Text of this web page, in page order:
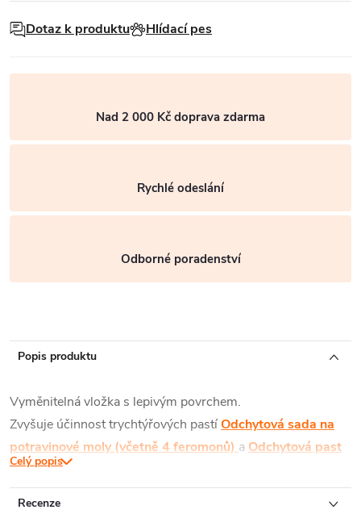
Dotaz k produktu Hlídací pes
Nad 2 000 Kč doprava zdarma
Rychlé odeslání
Odborné poradenství
Popis produktu
Vyměnitelná vložka s lepivým povrchem.
Zvyšuje účinnost trychtýřových pastíOdchytová sada na
potravinové moly (včetně 4 feromonů) a Odchytová past
na potravinové škůdce
Lepové vložky použité v pasti dávají monitoringu další
Celý popis
Recenze